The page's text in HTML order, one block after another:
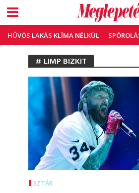
HŰVÖS LAKÁS KLÍMA NÉLKÜL
# LIMP BIZKIT
SZTÁR